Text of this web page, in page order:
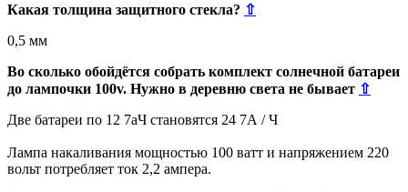
Какая толщина защитного стекла? ⇧
0,5 мм
Во сколько обойдётся собрать комплект солнечной батареи
до лампочки 100v. Нужно в деревню света не бывает ⇧
Две батареи по 12 7аЧ становятся 24 7А / Ч
Лампа накаливания мощностью 100 ватт и напряжением 220
вольт потребляет ток 2,2 ампера.